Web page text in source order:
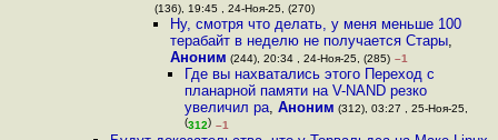
(136), 19:45 , 24-Ноя-25, (270)
Ну, смотря что делать, у меня меньше 100
терабайт в неделю не получается Стары,
Аноним (244), 20:34 , 24-Ноя-25, (285) –1
Где вы нахватались этого Переход с
планарной памяти на V-NAND резко
увеличил ра, Аноним (312), 03:27 , 25-Ноя-25,
(312) –1